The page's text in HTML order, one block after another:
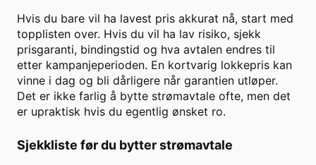
Hvis du bare vil ha lavest pris akkurat nå, start med
topplisten over. Hvis du vil ha lav risiko, sjekk
prisgaranti, bindingstid og hva avtalen endres til
etter kampanjeperioden. En kortvarig lokkepris kan
vinne i dag og bli dårligere når garantien utløper.
Det er ikke farlig å bytte strømavtale ofte, men det
er upraktisk hvis du egentlig ønsket ro.
Sjekkliste før du bytter strømavtale